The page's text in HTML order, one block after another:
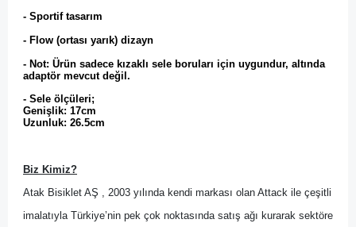
- Sportif tasarım
- Flow (ortası yarık) dizayn
- Not: Ürün sadece kızaklı sele boruları için uygundur, altında
adaptör mevcut değil.
- Sele ölçüleri;
Genişlik: 17cm
Uzunluk: 26.5cm
Biz Kimiz?
Atak Bisiklet AŞ , 2003 yılında kendi markası olan Attack ile çeşitli
imalatıyla Türkiye’nin pek çok noktasında satış ağı kurarak sektöre